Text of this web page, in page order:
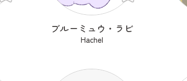
ブルーミュウ・ラビ
Hachel